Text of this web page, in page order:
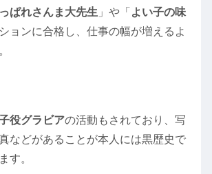
ぱれさんま大先生 」や「 よい子の味
ョンに合格し、仕事の幅が増えるよ
役グラビアの活動もされており、写
などがあることが本人には黒歴史で
す。